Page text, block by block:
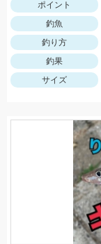
ポイント
釣魚
釣り方
釣果
サイズ